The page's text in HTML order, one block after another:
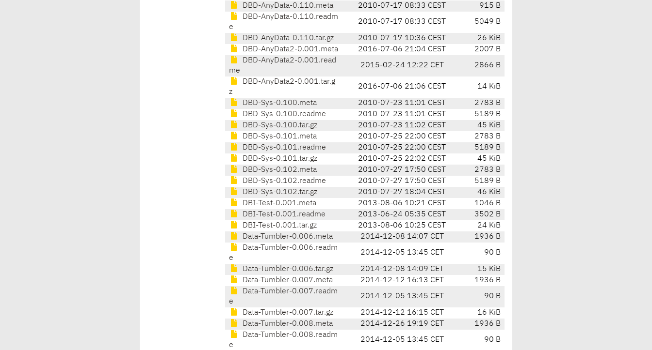
DBD-AnyData-0.110.meta 2010-07-17 08:33 CEST
915 B
DBD-AnyData-0.110.readm
e
2010-07-17 08:33 CEST 5049 B
DBD-AnyData-0.110.tar.gz 2010-07-17 10:36 CEST
26 KiB
DBD-AnyData2-0.001.meta
2016-07-06 21:04 CEST
2007 B
DBD-AnyData2-0.001.read
me
2015-02-24 12:22 CET 2866 B
DBD-AnyData2-0.001.tar.g
z
2016-07-06 21:06 CEST 14 KiB
DBD-Sys-0.100.meta 2010-07-23 11:01 CEST
2783 B
DBD-Sys-0.100.readme
2010-07-23 11:01 CEST
5189 B
DBD-Sys-0.100.tar.gz
2010-07-23 11:02 CEST
45 KiB
DBD-Sys-0.101.meta
2010-07-25 22:00 CEST
2783 B
DBD-Sys-0.101.readme
2010-07-25 22:00 CEST
5189 B
DBD-Sys-0.101.tar.gz
2010-07-25 22:02 CEST
45 KiB
DBD-Sys-0.102.meta
2010-07-27 17:50 CEST
2783 B
DBD-Sys-0.102.readme
2010-07-27 17:50 CEST
5189 B
DBD-Sys-0.102.tar.gz
2010-07-27 18:04 CEST
46 KiB
DBI-Test-0.001.meta
2013-08-06 10:21 CEST
1046 B
DBI-Test-0.001.readme
2013-06-24 05:35 CEST
3502 B
DBI-Test-0.001.tar.gz
2013-08-06 10:25 CEST
24 KiB
Data-Tumbler-0.006.meta
2014-12-08 14:07 CET
1936 B
Data-Tumbler-0.006.readm
e
2014-12-05 13:45 CET 90 B
Data-Tumbler-0.006.tar.gz 2014-12-08 14:09 CET
15 KiB
Data-Tumbler-0.007.meta
2014-12-12 16:13 CET
1936 B
Data-Tumbler-0.007.readm
e
2014-12-05 13:45 CET 90 B
Data-Tumbler-0.007.tar.gz 2014-12-12 16:15 CET
16 KiB
Data-Tumbler-0.008.meta
2014-12-26 19:19 CET
1936 B
Data-Tumbler-0.008.readm
e
2014-12-05 13:45 CET 90 B